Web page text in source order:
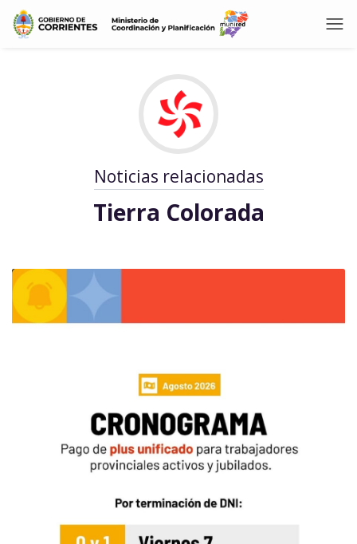
Noticias relacionadas
Tierra Colorada